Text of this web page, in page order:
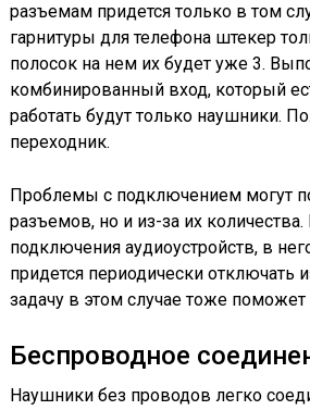
разъемам придется только в том
гарнитуры для телефона штекер
полосок на нем их будет уже 3.
комбинированный вход, который
работать будут только наушники.
переходник.
Проблемы с подключением могут
разъемов, но и из-за их
подключения аудиоустройств, в
придется периодически отключать
задачу в этом случае тоже поможет
Беспроводное
Наушники без проводов легко